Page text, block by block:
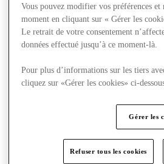
Vous pouvez modifier vos préférences
moment en cliquant sur « Gérer les
Le retrait de votre consentement
données effectué jusqu’à ce moment-là.
Pour plus d’informations sur les tiers
cliquez sur «Gérer les cookies» ci-
Gérer les
Refuser tous les cookies